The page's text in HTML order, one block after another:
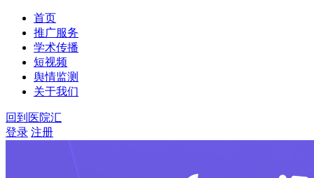
首页
推广服务
学术传播
短视频
舆情监测
关于我们
回到医院汇
登录 注册